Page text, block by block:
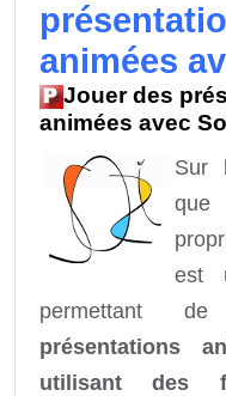
animées
Jouer des
animées avec
Sur
est
permettant
présentations
utilisant des